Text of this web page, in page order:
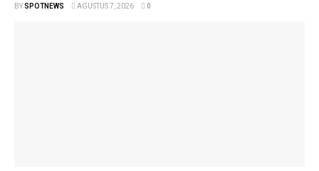
BYSPOTNEWS AGUSTUS 7, 2026 0